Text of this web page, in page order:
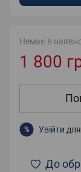
Немає в
1 800
% Увійти
До